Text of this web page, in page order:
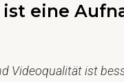
eine
Videoqualität ist